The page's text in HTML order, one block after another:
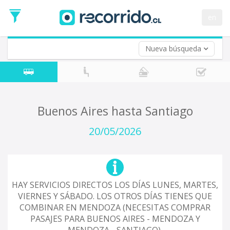
Nueva búsqueda
de
Ida
Vuelta (opcional)
Fecha
de
Buenos Aires hasta Santiago
20/05/2026
HAY SERVICIOS DIRECTOS LOS DÍAS LUNES, MARTES,
VIERNES Y SÁBADO. LOS OTROS DÍAS TIENES QUE
COMBINAR EN MENDOZA (NECESITAS COMPRAR
PASAJES PARA BUENOS AIRES - MENDOZA Y